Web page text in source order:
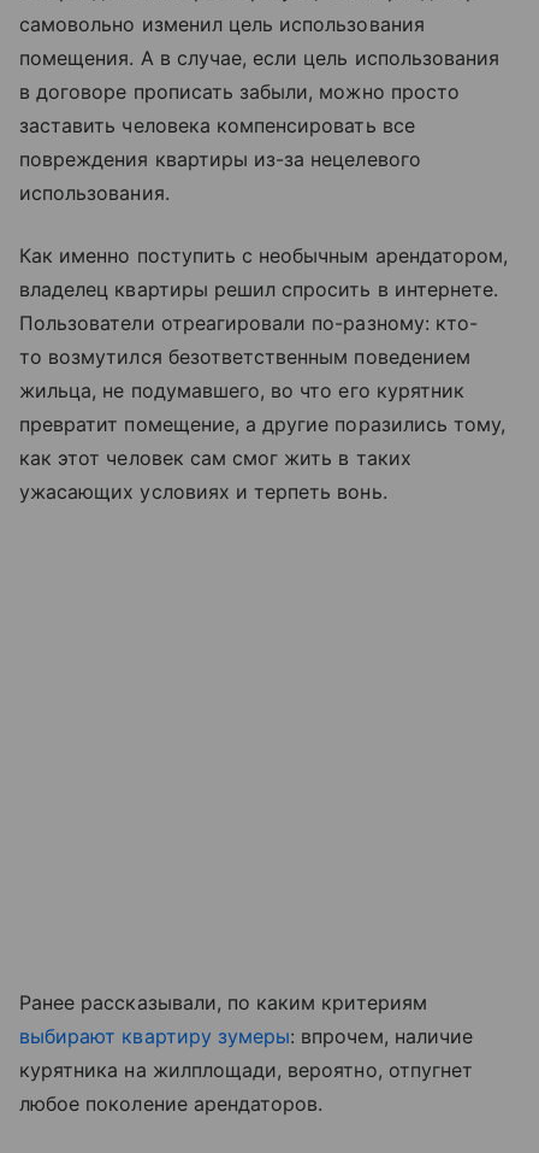
самовольно изменил цель использования
помещения. А в случае, если цель использования
в договоре прописать забыли, можно просто
заставить человека компенсировать все
повреждения квартиры из-за нецелевого
использования.
Как именно поступить с необычным арендатором,
владелец квартиры решил спросить в интернете.
Пользователи отреагировали по-разному: кто-
то возмутился безответственным поведением
жильца, не подумавшего, во что его курятник
превратит помещение, а другие поразились тому,
как этот человек сам смог жить в таких
ужасающих условиях и терпеть вонь.
Ранее рассказывали, по каким критериям
выбирают квартиру зумеры: впрочем, наличие
курятника на жилплощади, вероятно, отпугнет
любое поколение арендаторов.